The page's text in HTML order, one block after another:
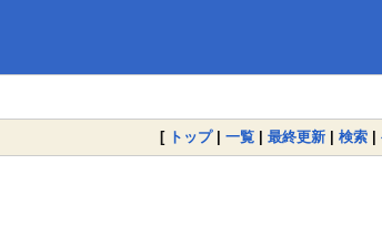
[ トップ| 一覧 | 最終更新 | 検索 |